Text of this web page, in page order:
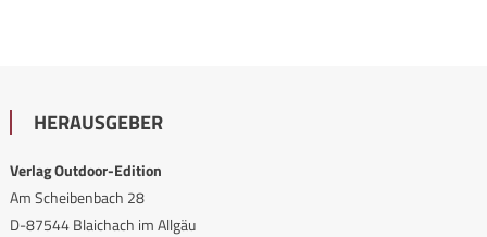
HERAUSGEBER
Verlag Outdoor-Edition
Am Scheibenbach 28
D-87544 Blaichach im Allgäu